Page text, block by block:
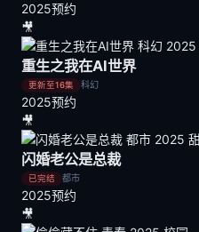
2025预约
🎥
重生之我在AI世界
更新至16集 科幻
2025预约
🎥
闪婚老公是总裁
已完结 都市
2025预约
🎥